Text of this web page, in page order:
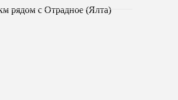
рядом с Отрадное (Ялта)